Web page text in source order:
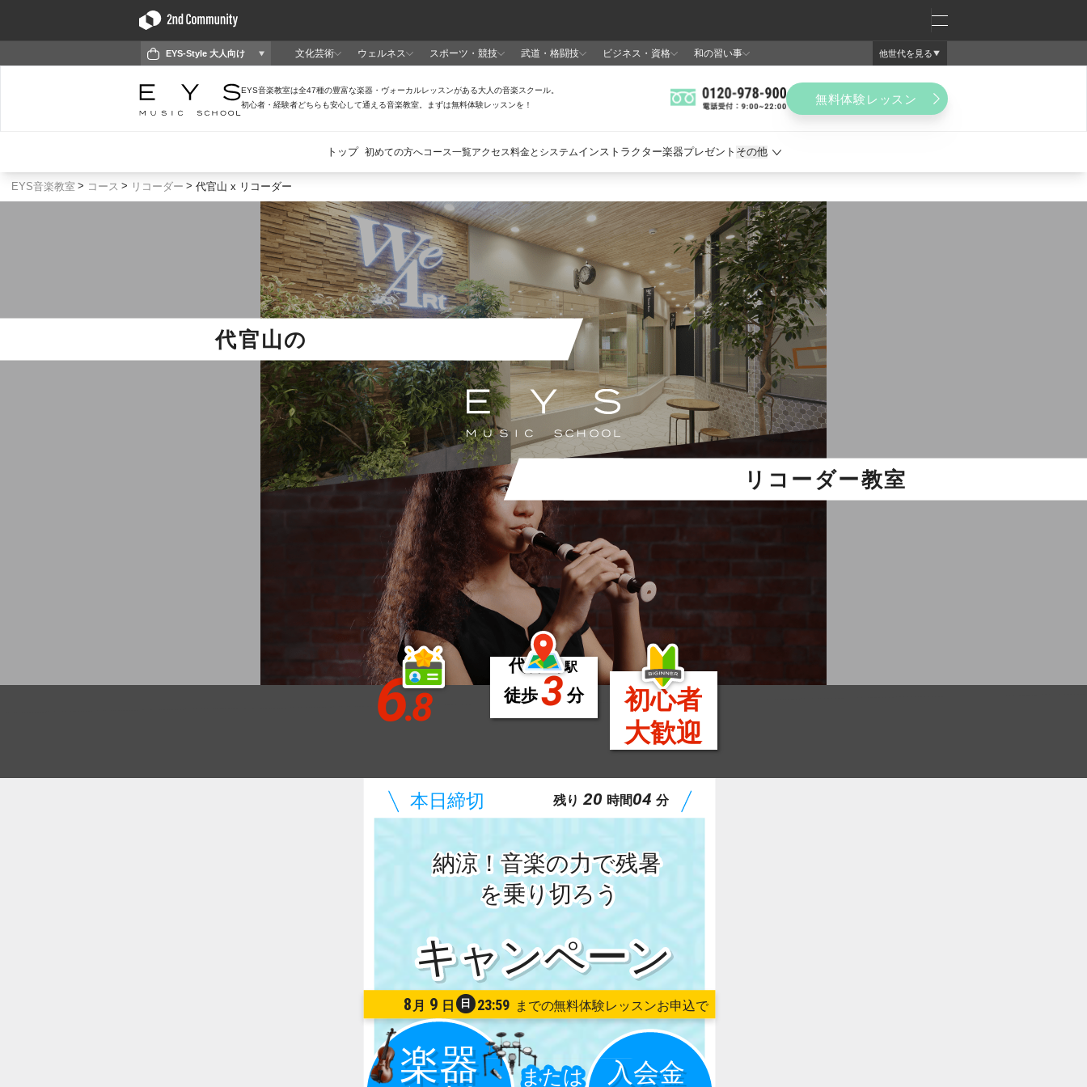
EYS音楽教室 コース リコーダー 代官山 x リコーダー
代官山の
リコーダー教室
6.8
代官山駅
徒歩3 分
初心者
大歓迎
納涼！音楽の力で残暑
を乗り切ろう
8 月 9 日 日 23:59
残り 20 時間04 分